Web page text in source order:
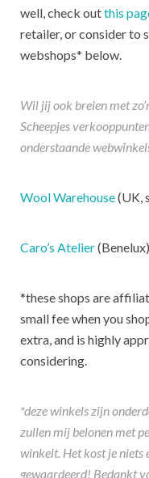
well, check outthis
retailer, or consider to
webshops* below.
Wil jij ook breien met
Scheepjes
onderstaande
Wool Warehouse(UK,
Caro’s Atelier(Benelux)
*these shops are
small fee when you
extra, and is highly
considering.
*deze winkels zijn
zullen mij belonen met
winkelt. Het kost je niets
gewaardeerd! Bedankt